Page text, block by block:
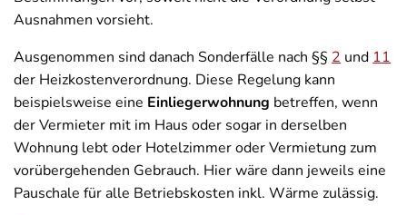
Ausnahmen vorsieht.
Ausgenommen sind danach Sonderfälle nach §§ 2 und 11
der Heizkostenverordnung. Diese Regelung kann
beispielsweise eine Einliegerwohnung betreffen, wenn
der Vermieter mit im Haus oder sogar in derselben
Wohnung lebt oder Hotelzimmer oder Vermietung zum
vorübergehenden Gebrauch. Hier wäre dann jeweils eine
Pauschale für alle Betriebskosten inkl. Wärme zulässig.